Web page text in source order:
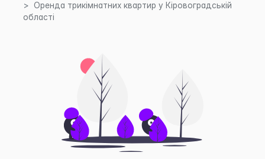
Оренда трикімнатних квартир у Кіровоградській
області